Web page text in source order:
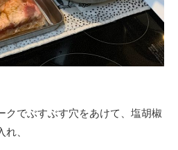
クでぶすぶす穴をあけて、塩胡椒
、